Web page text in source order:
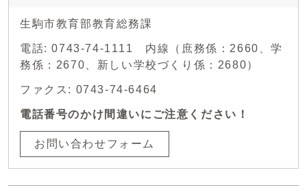
生駒市教育部教育総務課
電話: 0743-74-1111 内線（庶務係：2660、学
務係：2670、新しい学校づくり係：2680）
ファクス: 0743-74-6464
電話番号のかけ間違いにご注意ください！
お問い合わせフォーム